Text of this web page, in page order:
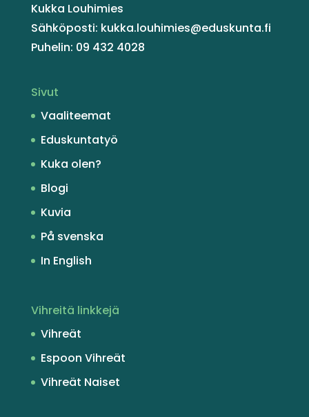
Kukka Louhimies
Sähköposti: kukka.louhimies@eduskunta.fi
Puhelin: 09 432 4028
Sivut
Vaaliteemat
Eduskuntatyö
Kuka olen?
Blogi
Kuvia
På svenska
In English
Vihreitä linkkejä
Vihreät
Espoon Vihreät
Vihreät Naiset